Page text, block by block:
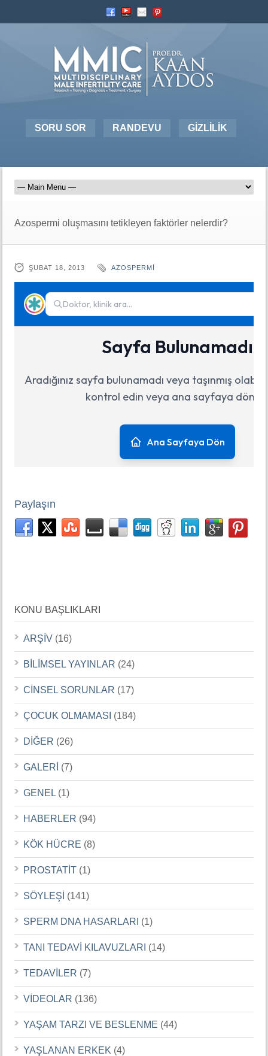
SORU SOR RANDEVU GİZLİLİK
Azospermi oluşmasını tetikleyen faktörler nelerdir?
ŞUBAT 18, 2013 AZOSPERMI
Paylaşın
KONU BAŞLIKLARI
ARŞİV (16)
BİLİMSEL YAYINLAR (24)
CİNSEL SORUNLAR (17)
ÇOCUK OLMAMASI (184)
DİĞER (26)
GALERİ (7)
GENEL (1)
HABERLER (94)
KÖK HÜCRE (8)
PROSTATİT (1)
SÖYLEŞİ (141)
SPERM DNA HASARLARI (1)
TANI TEDAVİ KILAVUZLARI (14)
TEDAVİLER (7)
VİDEOLAR (136)
YAŞAM TARZI VE BESLENME (44)
YAŞLANAN ERKEK (4)